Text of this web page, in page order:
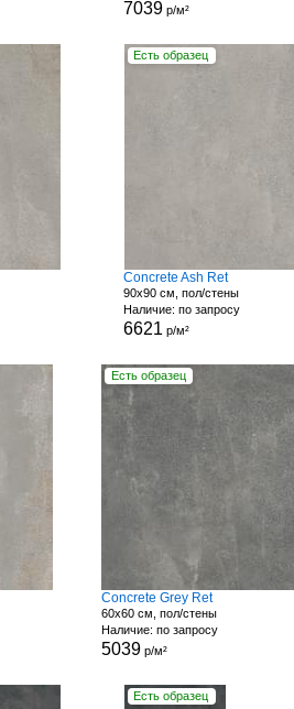
7039 р/м²
Есть образец
Concrete Ash Ret
90x90 см, пол/стены
Наличие: по запросу
6621 р/м²
Есть образец
Concrete Grey Ret
60x60 см, пол/стены
Наличие: по запросу
5039р/м²
Есть образец